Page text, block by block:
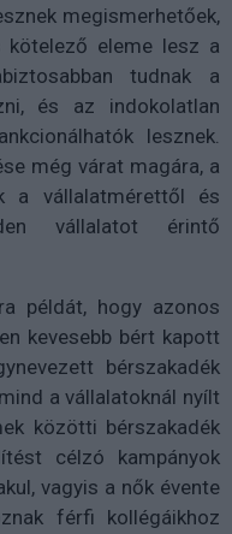
megismerhetőek,
kötelező eleme lesz a
tudnak a
és az indokolatlan
lesznek.
még várat magára, a
a vállalatmérettől és
vállalatot érintő
példát, hogy azonos
kevesebb bért kapott
bérszakadék
a vállalatoknál nyílt
közötti bérszakadék
célzó kampányok
vagyis a nők évente
férfi kollégáikhoz